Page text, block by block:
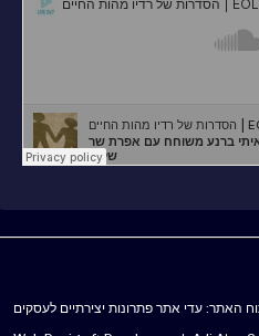
האתר: עדי אתר פתרונות יצירתיים לעסקים